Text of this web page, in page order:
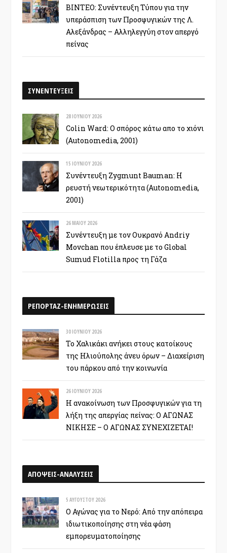
ΒΙΝΤΕΟ: Συνέντευξη Τύπου για την
υπεράσπιση των Προσφυγικών της Λ.
Αλεξάνδρας – Αλληλεγγύη στον απεργό
πείνας
ΣΥΝΕΝΤΕΥΞΕΙΣ
28 ΙΟΥΝΊΟΥ 2026
Colin Ward: Ο σπόρος κάτω απο το χιόνι
(Autonomedia, 2001)
15 ΙΟΥΝΊΟΥ 2026
Συνέντευξη Zygmunt Bauman: Η
ρευστή νεωτερικότητα (Autonomedia,
2001)
26 ΜΑΪ́ΟΥ 2026
Συνέντευξη με τον Ουκρανό Andriy
Movchan που έπλευσε με το Global
Sumud Flotilla προς τη Γάζα
ΡΕΠΟΡΤΑΖ-ΕΝΗΜΕΡΩΣΕΙΣ
30 ΙΟΥΝΊΟΥ 2026
Το Χαλικάκι ανήκει στους κατοίκους
της Ηλιούπολης άνευ όρων – Διαχείριση
του πάρκου από την κοινωνία
26 ΙΟΥΝΊΟΥ 2026
Η ανακοίνωση των Προσφυγικών για τη
λήξη της απεργίας πείνας: Ο ΑΓΩΝΑΣ
ΝΙΚΗΣΕ – Ο ΑΓΩΝΑΣ ΣΥΝΕΧΙΖΕΤΑΙ!
ΑΠΟΨΕΙΣ-ΑΝΑΛΥΣΕΙΣ
5 ΑΥΓΟΎΣΤΟΥ 2026
Ο Αγώνας για το Νερό: Από την απόπειρα
ιδιωτικοποίησης στη νέα φάση
εμπορευματοποίησης